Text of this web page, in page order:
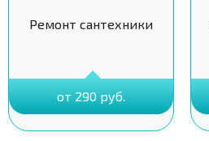
Ремонт сантехники
от 290 руб.